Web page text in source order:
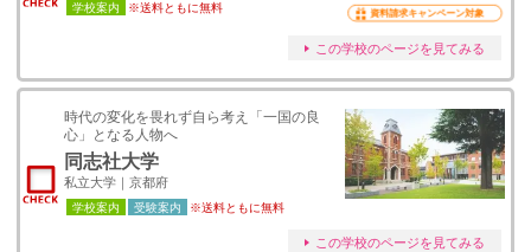
学校案内 ※送料ともに無料 資料請求キャンペーン対象
この学校のページを見てみる
時代の変化を畏れず自ら考え「一国の良
心」となる人物へ
同志社大学
私立大学｜京都府
学校案内 受験案内 ※送料ともに無料
この学校のページを見てみる